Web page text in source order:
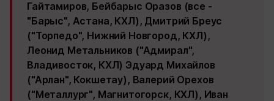
Гайтамиров, Бейбарыс Оразов (все -
"Барыс", Астана, КХЛ), Дмитрий Бреус
("Торпедо", Нижний Новгород, КХЛ),
Леонид Метальников ("Адмирал",
Владивосток, КХЛ) Эдуард Михайлов
("Арлан", Кокшетау), Валерий Орехов
("Металлург", Магнитогорск, КХЛ), Иван